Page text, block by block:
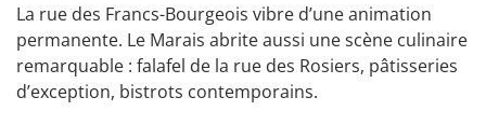
La rue des Francs-Bourgeois vibre d’une animation
permanente. Le Marais abrite aussi une scène culinaire
remarquable : falafel de la rue des Rosiers, pâtisseries
d’exception, bistrots contemporains.